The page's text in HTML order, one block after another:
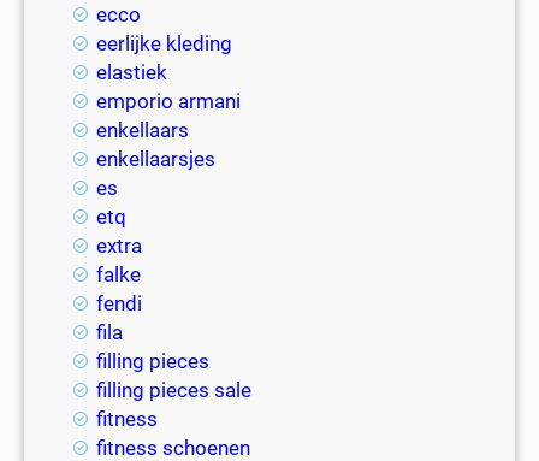
ecco
eerlijke kleding
elastiek
emporio armani
enkellaars
enkellaarsjes
es
etq
extra
falke
fendi
fila
filling pieces
filling pieces sale
fitness
fitness schoenen